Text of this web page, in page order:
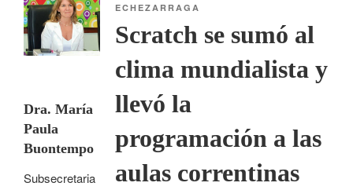
ECHEZARRAGA
Scratch se sumó al
clima mundialista y
llevó la
programación a las
aulas correntinas
Dra. María
Paula
Buontempo
Subsecretaria